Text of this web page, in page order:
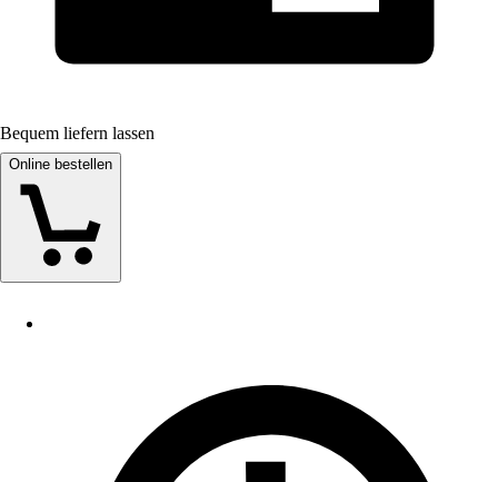
Bequem liefern lassen
Online bestellen